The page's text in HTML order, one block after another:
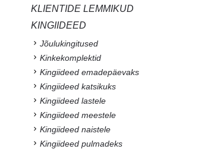
KLIENTIDE LEMMIKUD
KINGIIDEED
Jõulukingitused
Kinkekomplektid
Kingiideed emadepäevaks
Kingiideed katsikuks
Kingiideed lastele
Kingiideed meestele
Kingiideed naistele
Kingiideed pulmadeks